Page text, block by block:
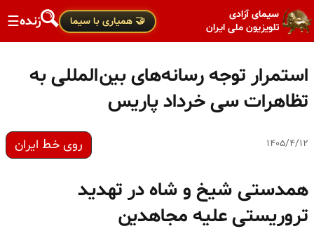
سیمای آزادی
تلویزیون ملی ایران
🤝 همیاری با سیما زنده☰
استمرار توجه رسانه‌های بین‌المللی به
تظاهرات سی خرداد پاریس
۱۴۰۵/۴/۱۲ روی خط ایران
همدستی شیخ و شاه در تهدید
تروریستی علیه مجاهدین